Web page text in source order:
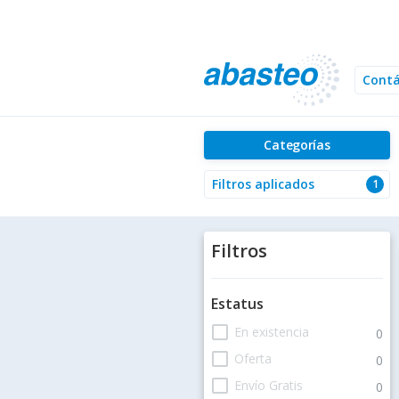
Categorías
1
Filtros aplicados
Filtros
Estatus
check_box_outline_blank En existencia 0
check_box_outline_blank Oferta 0
check_box_outline_blank Envío Gratis 0